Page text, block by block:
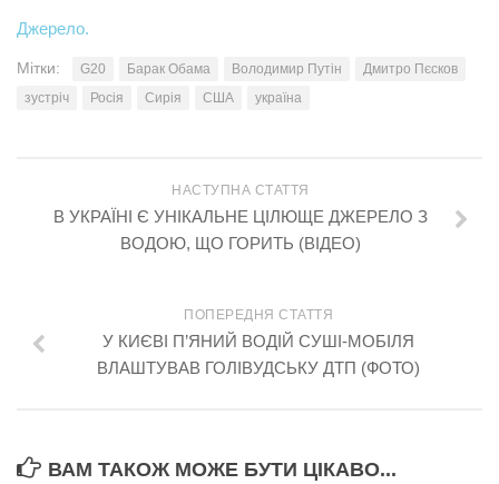
Джерело.
Мітки: G20 Барак Обама Володимир Путін
Дмитро Пєсков
зустріч
Росія Сирія США україна
НАСТУПНА СТАТТЯ
В УКРАЇНІ Є УНІКАЛЬНЕ ЦІЛЮЩЕ ДЖЕРЕЛО З
ВОДОЮ, ЩО ГОРИТЬ (ВІДЕО)
ПОПЕРЕДНЯ СТАТТЯ
У КИЄВІ П’ЯНИЙ ВОДІЙ СУШІ-МОБІЛЯ
ВЛАШТУВАВ ГОЛІВУДСЬКУ ДТП (ФОТО)
ВАМ ТАКОЖ МОЖЕ БУТИ ЦІКАВО...